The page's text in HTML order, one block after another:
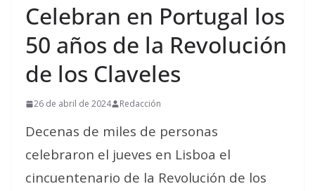
Celebran en Portugal los
50 años de la Revolución
de los Claveles
26 de abril de 2024 Redacción
Decenas de miles de personas
celebraron el jueves en Lisboa el
cincuentenario de la Revolución de los